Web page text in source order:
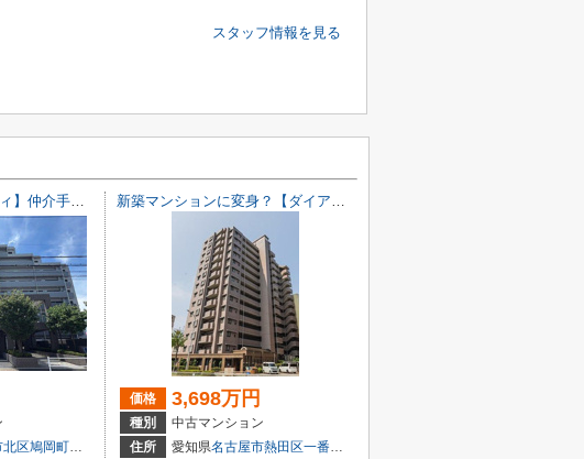
スタッフ情報を見る
北区鳩岡町 １丁目7-18
価格 3,698万円
種別
中古マンション
住所
愛知県名古屋市熱田区一番